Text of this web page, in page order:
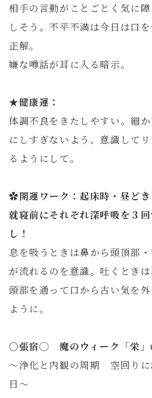
相手の言動がことごとく気に
しそう。不平不満は今日は口
正解。
嫌な噂話が耳に入る暗示。
★健康運：
体調不良をきたしやすい。細
にしすぎないよう、意識して
るようにして。
✿開運ワーク：起床時・昼どき
就寝前にそれぞれ深呼吸を３
し！
息を吸うときは鼻から頭頂部
が流れるのを意識。吐くとき
頭部を通って口から古い気を
ように。
〇張宿◯ 魔のウィーク「栄」
～浄化と内観の周期 空回りに
日～